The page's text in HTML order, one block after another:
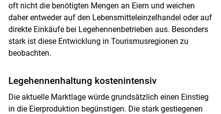
oft nicht die benötigten Mengen an Eiern und weichen
daher entweder auf den Lebensmitteleinzelhandel oder auf
direkte Einkäufe bei Legehennenbetrieben aus. Besonders
stark ist diese Entwicklung in Tourismusregionen zu
beobachten.
Legehennenhaltung kostenintensiv
Die aktuelle Marktlage würde grundsätzlich einen Einstieg
in die Eierproduktion begünstigen. Die stark gestiegenen